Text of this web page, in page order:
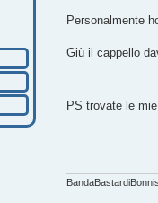
i
Personalmente
Giù il cappello
PS trovate le